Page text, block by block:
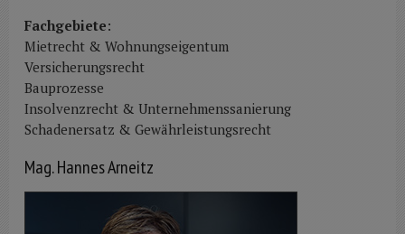
Fachgebiete:
Mietrecht & Wohnungseigentum
Versicherungsrecht
Bauprozesse
Insolvenzrecht & Unternehmenssanierung
Schadenersatz & Gewährleistungsrecht
Mag. Hannes Arneitz